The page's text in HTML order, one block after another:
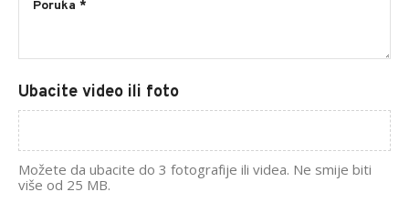
Ubacite video ili foto
Možete da ubacite do 3 fotografije ili videa. Ne smije biti
više od 25 MB.